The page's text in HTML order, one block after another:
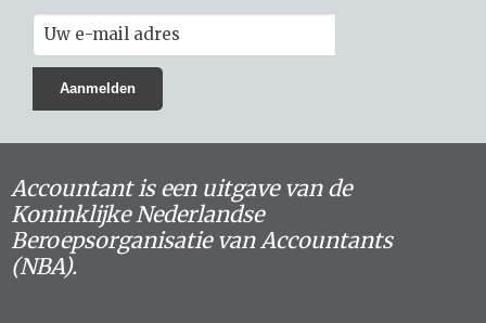
Accountant is een uitgave van de
Koninklijke Nederlandse
Beroepsorganisatie van Accountants
(NBA).